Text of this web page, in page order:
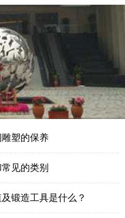
>>
塑的保养
见的类别
锻造工具是什么？